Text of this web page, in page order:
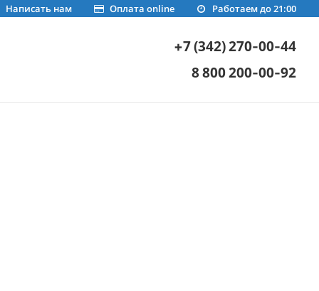
Работаем до 21:00
Оплата online
Написать нам
+7 (342) 270-00-44
8 800 200-00-92